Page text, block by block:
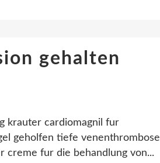
gehalten
krauter cardiomagnil fur
geholfen tiefe venenthrombose
creme fur die behandlung von...